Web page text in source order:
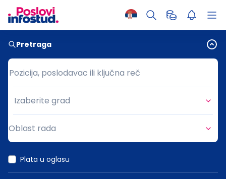
Pretraga
Pozicija, poslodavac ili ključna reč
Pozicija, poslodavac ili ključna reč
Grad
Izaberite grad
Oblast rada
Plata u oglasu